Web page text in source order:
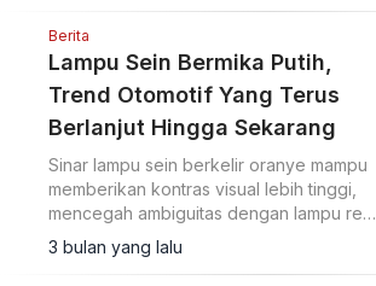
Berita
Lampu Sein Bermika Putih,
Trend Otomotif Yang Terus
Berlanjut Hingga Sekarang
Sinar lampu sein berkelir oranye mampu
memberikan kontras visual lebih tinggi,
mencegah ambiguitas dengan lampu rem
dan terbukti mampu meningkatkan
respons pengemudi hingga 28%.
3 bulan yang lalu